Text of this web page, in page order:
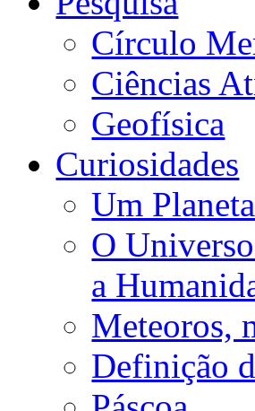
Círculo
Ciências
Geofísica
Curiosidades
Um
O
a
Meteoros,
Definição